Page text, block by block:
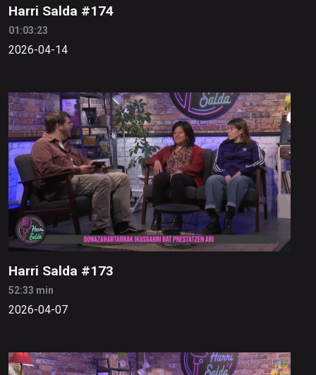
Harri Salda #174
01:03:23
2026-04-14
Harri Salda #173
52:33 min
2026-04-07